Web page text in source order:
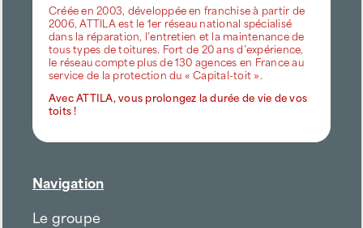
Créée en 2003, développée en franchise à partir de
2006, ATTILA est le 1er réseau national spécialisé
dans la réparation, l’entretien et la maintenance de
tous types de toitures. Fort de 20 ans d’expérience,
le réseau compte plus de 130 agences en France au
service de la protection du « Capital-toit ».
Avec ATTILA, vous prolongez la durée de vie de vos
toits !
Navigation
Le groupe